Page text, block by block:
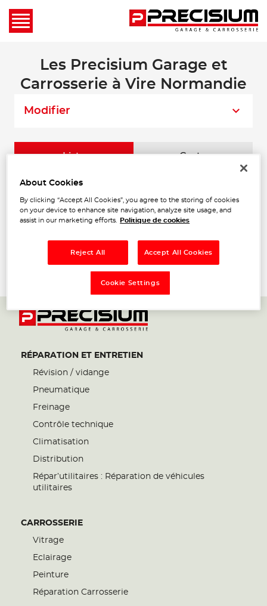
Les Precisium Garage et
Carrosserie à Vire Normandie
Modifier
Liste Carte
Carrosserie dans votre zone de recherche.
Vire Normandie
Powered by
RÉPARATION ET ENTRETIEN
Révision / vidange
Pneumatique
Freinage
Contrôle technique
Climatisation
Distribution
Répar’utilitaires : Réparation de véhicules
utilitaires
CARROSSERIE
Vitrage
Eclairage
Peinture
Réparation Carrosserie
About Cookies
By clicking “Accept All Cookies”, you agree to the storing of cookies
on your device to enhance site navigation, analyze site usage, and
assist in our marketing efforts.
Politique de cookies
Reject All Accept All Cookies
Cookie Settings